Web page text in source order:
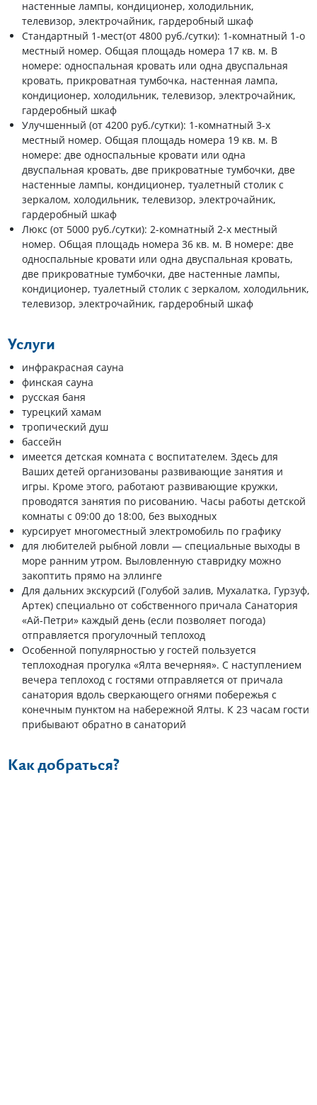
настенные лампы, кондиционер, холодильник,
телевизор, электрочайник, гардеробный шкаф
Стандартный 1-мест(от 4800 руб./сутки): 1-комнатный 1-о
местный номер. Общая площадь номера 17 кв. м. В
номере: односпальная кровать или одна двуспальная
кровать, прикроватная тумбочка, настенная лампа,
кондиционер, холодильник, телевизор, электрочайник,
гардеробный шкаф
Улучшенный (от 4200 руб./сутки): 1-комнатный 3-х
местный номер. Общая площадь номера 19 кв. м. В
номере: две односпальные кровати или одна
двуспальная кровать, две прикроватные тумбочки, две
настенные лампы, кондиционер, туалетный столик с
зеркалом, холодильник, телевизор, электрочайник,
гардеробный шкаф
Люкс (от 5000 руб./сутки): 2-комнатный 2-х местный
номер. Общая площадь номера 36 кв. м. В номере: две
односпальные кровати или одна двуспальная кровать,
две прикроватные тумбочки, две настенные лампы,
кондиционер, туалетный столик с зеркалом, холодильник,
телевизор, электрочайник, гардеробный шкаф
Услуги
инфракрасная сауна
финская сауна
русская баня
турецкий хамам
тропический душ
бассейн
имеется детская комната с воспитателем. Здесь для
Ваших детей организованы развивающие занятия и
игры. Кроме этого, работают развивающие кружки,
проводятся занятия по рисованию. Часы работы детской
комнаты с 09:00 до 18:00, без выходных
курсирует многоместный электромобиль по графику
для любителей рыбной ловли — специальные выходы в
море ранним утром. Выловленную ставридку можно
закоптить прямо на эллинге
Для дальних экскурсий (Голубой залив, Мухалатка, Гурзуф,
Артек) специально от собственного причала Санатория
«Ай-Петри» каждый день (если позволяет погода)
отправляется прогулочный теплоход
Особенной популярностью у гостей пользуется
теплоходная прогулка «Ялта вечерняя». С наступлением
вечера теплоход с гостями отправляется от причала
санатория вдоль сверкающего огнями побережья с
конечным пунктом на набережной Ялты. К 23 часам гости
прибывают обратно в санаторий
Как добраться?